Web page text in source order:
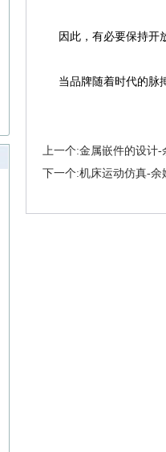
因此，有必要保持开
当品牌随着时代的脉
上一个:金属嵌件的设计-
下一个:机床运动仿真-余